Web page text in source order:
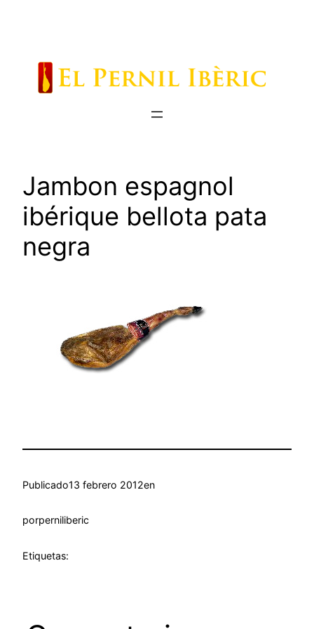
Jambon espagnol
ibérique bellota pata
negra
Publicado13 febrero 2012en
porperniliberic
Etiquetas: